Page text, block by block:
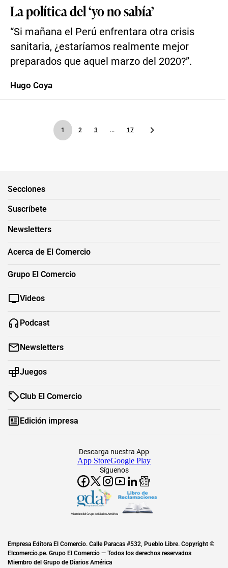
La política del ‘yo no sabía’
“Si mañana el Perú enfrentara otra crisis
sanitaria, ¿estaríamos realmente mejor
preparados que aquel marzo del 2020?”.
Hugo Coya
1 2 3 ... 17
Secciones
Suscríbete
Newsletters
Acerca de El Comercio
Grupo El Comercio
Videos
Podcast
Newsletters
Juegos
Club El Comercio
Edición impresa
Síguenos
Descarga nuestra App
App StoreGoogle Play
Miembro del Grupo de Diarios América
Empresa Editora El Comercio. Calle Paracas #532, Pueblo Libre. Copyright ©
Elcomercio.pe. Grupo El Comercio — Todos los derechos reservados
Miembro del Grupo de Diarios América